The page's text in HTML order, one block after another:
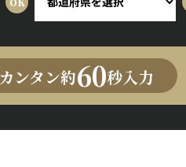
カンタン約60秒入力